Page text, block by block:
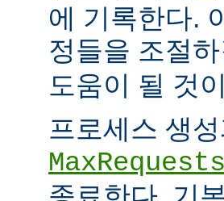
에 기록한다.
정들을 조절
도움이 될 것
프로세스 생